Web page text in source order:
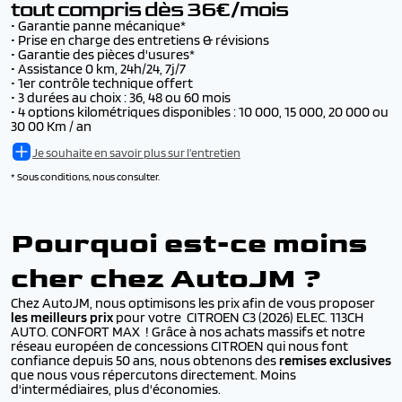
tout compris dès 36€/mois
• Garantie panne mécanique*
• Prise en charge des entretiens & révisions
• Garantie des pièces d'usures*
• Assistance 0 km, 24h/24, 7j/7
• 1er contrôle technique offert
• 3 durées au choix : 36, 48 ou 60 mois
• 4 options kilométriques disponibles : 10 000, 15 000, 20 000 ou
30 00 Km / an
Je souhaite en savoir plus sur l'entretien
* Sous conditions, nous consulter.
Pourquoi est-ce moins
cher chez AutoJM ?
Chez AutoJM, nous optimisons les prix afin de vous proposer
les meilleurs prix pour votre CITROEN C3 (2026) ELEC. 113CH
AUTO. CONFORT MAX ! Grâce à nos achats massifs et notre
réseau européen de concessions CITROEN qui nous font
confiance depuis 50 ans, nous obtenons desremises exclusives
que nous vous répercutons directement. Moins
d'intermédiaires, plus d'économies.